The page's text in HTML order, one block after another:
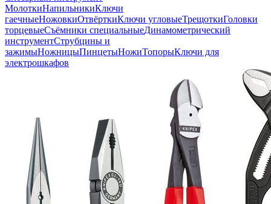
МолоткиНапильникиКлючи
гаечныеНожовкиОтвёрткиКлючи угловыеТрещоткиГоловки
торцевыеСъёмники специальныеДинамометрический
инструментСтрубцины и
зажимыНожницыПинцетыНожиТопорыКлючи для
электрошкафов